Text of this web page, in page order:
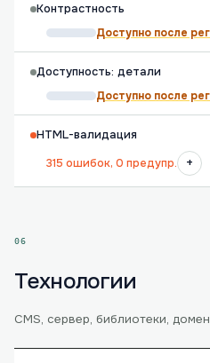
Контрастность
Доступно после
Доступность: детали
Доступно после
HTML-валидация
315 ошибок, 0 предупр.
+
06
Технологии
CMS, сервер, библиотеки,